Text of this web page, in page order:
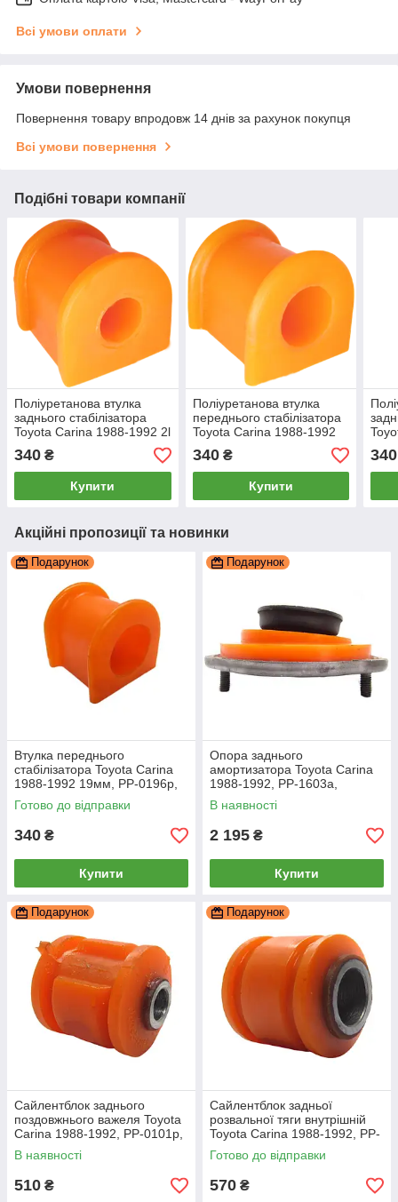
Всі умови оплати
Умови повернення
Повернення товару впродовж 14 днів за рахунок покупця
Всі умови повернення
Подібні товари компанії
Поліуретанова втулка
заднього стабілізатора
Toyota Carina 1988-1992 2l
340 ₴
Купити
Поліуретанова втулка
переднього стабілізатора
Toyota Carina 1988-1992
1,8L
340₴
Купити
2,4L
340
Акційні пропозиції та новинки
Подарунок
Втулка переднього
стабілізатора Toyota Carina
1988-1992 19мм, PP-0196p,
поліуретан, PolyPro
Готово до відправки
340 ₴
Купити
Подарунок
Опора заднього
амортизатора Toyota Carina
1988-1992, PP-1603a,
поліуретан, PolyPro
В наявності
2 195 ₴
Купити
Подарунок
Сайлентблок заднього
поздовжнього важеля Toyota
Carina 1988-1992, PP-0101p,
поліуретан, PolyPro
В наявності
510 ₴
Подарунок
Сайлентблок задньої
розвальної тяги внутрішній
Toyota Carina 1988-1992, PP-
0370b, поліуретан, PolyPro
Готово до відправки
570 ₴